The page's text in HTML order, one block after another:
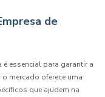
de
é essencial para garantir a
mercado oferece uma
que ajudem na